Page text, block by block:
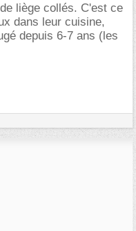
liège collés. C'est ce
dans leur cuisine,
depuis 6-7 ans (les